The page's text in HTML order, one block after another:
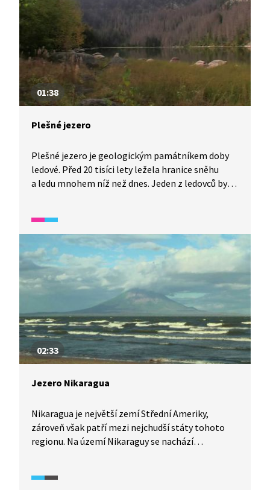
01:38
Plešné jezero
Plešné jezero je geologickým památníkem doby
ledové. Před 20 tisíci lety ležela hranice sněhu
a ledu mnohem níž než dnes. Jeden z ledovců byl
se oteplilo, ledovce roztály a dnes je tu jezero
s unikátní živou přírodou. Vyskytují se tu vzácné
a ohrožené druhy rostlin. Území je zpřístupněno
po zážitkové trase.
02:33
Jezero Nikaragua
Nikaragua je největší zemí Střední Ameriky,
zároveň však patří mezi nejchudší státy tohoto
regionu. Na území Nikaraguy se nachází
chtěli jezero propojit s oceánem pro usnadnění